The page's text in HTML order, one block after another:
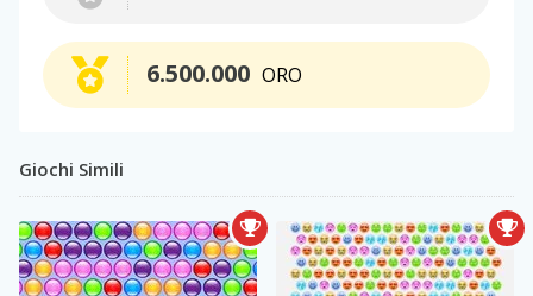
ORO
6.500.000
Giochi Simili